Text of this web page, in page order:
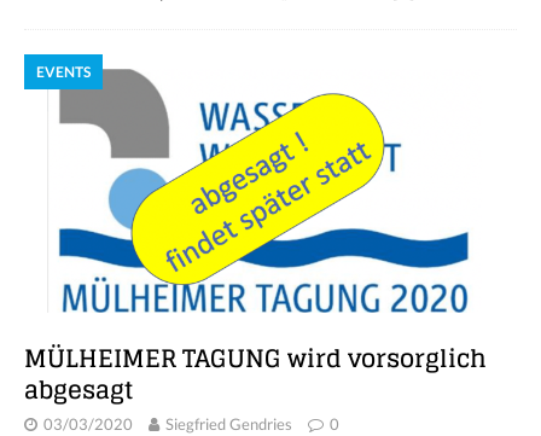
EVENTS
MÜLHEIMER TAGUNG wird vorsorglich
abgesagt
03/03/2020 Siegfried Gendries 0